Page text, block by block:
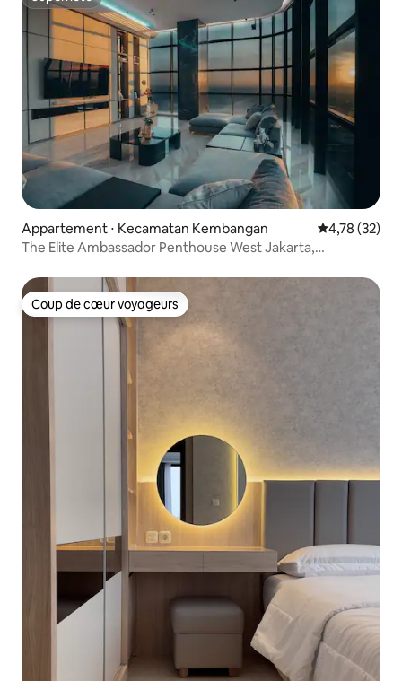
Superhôte
Appartement ⋅ Kecamatan Kembangan Évaluation
4,78 (32)
The Elite Ambassador Penthouse West Jakarta,
Coup de cœur voyageurs
Coup de cœur voyageurs